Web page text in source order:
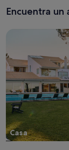
Encuentra
Casa